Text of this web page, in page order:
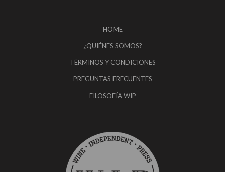
HOME
¿QUIÉNES SOMOS?
TÉRMINOS Y CONDICIONES
PREGUNTAS FRECUENTES
FILOSOFÍA WIP